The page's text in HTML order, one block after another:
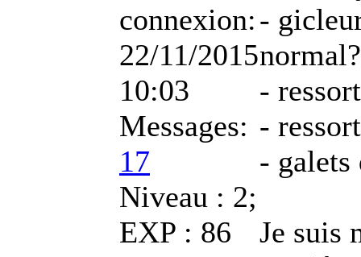
connexion:
22/11/2015
10:03
Messages:
17
Niveau : 2;
EXP : 86
-
-
-
- galets
Je suis